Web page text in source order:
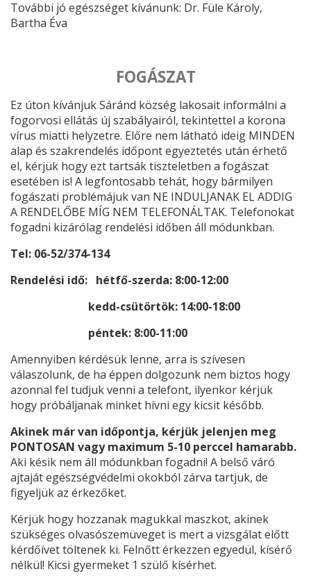
További jó egészséget kívánunk: Dr. Füle Károly,
Bartha Éva
FOGÁSZAT
Ez úton kívánjuk Sáránd község lakosait informálni a
fogorvosi ellátás új szabályairól, tekintettel a korona
vírus miatti helyzetre. Előre nem látható ideig MINDEN
alap és szakrendelés időpont egyeztetés után érhető
el, kérjük hogy ezt tartsák tiszteletben a fogászat
esetében is! A legfontosabb tehát, hogy bármilyen
fogászati problémájuk van NE INDULJANAK EL ADDIG
A RENDELŐBE MÍG NEM TELEFONÁLTAK. Telefonokat
fogadni kizárólag rendelési időben áll módunkban.
Tel: 06-52/374-134
Rendelési idő: hétfő-szerda: 8:00-12:00
kedd-csütörtök: 14:00-18:00
péntek: 8:00-11:00
Amennyiben kérdésük lenne, arra is szívesen
válaszolunk, de ha éppen dolgozunk nem biztos hogy
azonnal fel tudjuk venni a telefont, ilyenkor kérjük
hogy próbáljanak minket hívni egy kicsit később.
Akinek már van időpontja, kérjük jelenjen meg
PONTOSAN vagy maximum 5-10 perccel hamarabb.
Aki késik nem áll módunkban fogadni! A belső váró
ajtaját egészségvédelmi okokból zárva tartjuk, de
figyeljük az érkezőket.
Kérjük hogy hozzanak magukkal maszkot, akinek
szükséges olvasószemüveget is mert a vizsgálat előtt
kérdőívet töltenek ki. Felnőtt érkezzen egyedül, kísérő
nélkül! Kicsi gyermeket 1 szülő kísérhet.